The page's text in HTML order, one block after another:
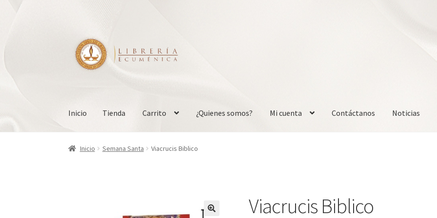
navegación
contenido
Inicio Tienda Carrito ¿Quienes somos? Mi cuenta Contáctanos Noticias
Inicio Tienda Carrito ¿Quienes somos?
Inicio Semana Santa Viacrucis Biblico
Viacrucis Biblico